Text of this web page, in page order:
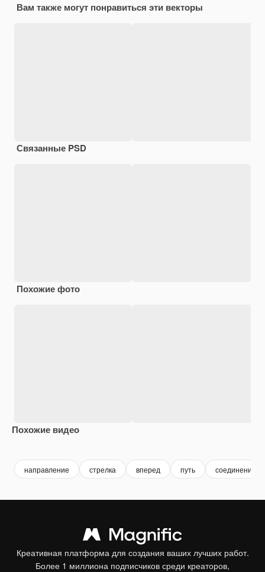
Вам также могут понравиться эти векторы
Связанные PSD
Похожие фото
Похожие видео
направление стрелка вперед путь соединение
Креативная платформа для создания ваших лучших работ.
Более 1 миллиона подписчиков среди креаторов,